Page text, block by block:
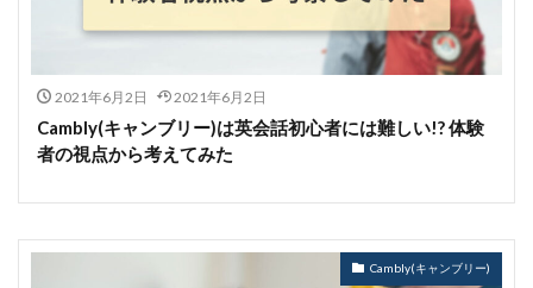
2021年6月2日 2021年6月2日
Cambly(キャンブリー)は英会話初心者には難しい!? 体験
者の視点から考えてみた
Cambly(キャンブリー)